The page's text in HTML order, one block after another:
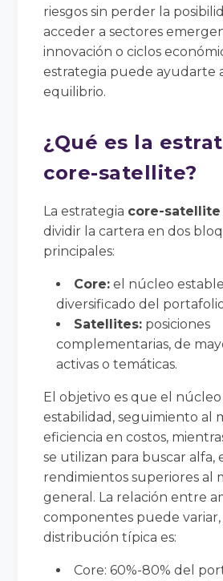
riesgos sin perder la
acceder a sectores
innovación o ciclos
estrategia puede ayudarte
equilibrio.
¿Qué es la
core-satellite?
La estrategia core-satellite
dividir la cartera en dos
principales:
Core: el núcleo
diversificado del
Satellites: posiciones
complementarias, de
activas o temáticas.
El objetivo es que el
estabilidad, seguimiento al
eficiencia en costos,
se utilizan para buscar alfa,
rendimientos superiores al
general. La relación entre
componentes puede
distribución típica es:
Core: 60%-80% del